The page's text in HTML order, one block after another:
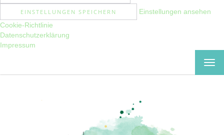
EINSTELLUNGEN SPEICHERN
Einstellungen ansehen
Cookie-Richtlinie
Datenschutzerklärung
Impressum